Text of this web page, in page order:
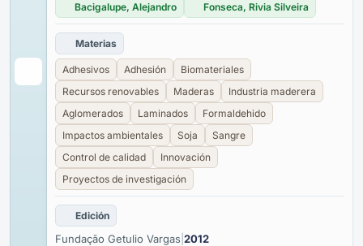
Bacigalupe, Alejandro Fonseca, Rivia Silveira
Materias
Adhesivos Adhesión
Biomateriales
Recursos renovables
Maderas
Industria maderera
Aglomerados
Laminados
Formaldehido
Impactos ambientales
Soja
Sangre
Control de calidad
Innovación
Proyectos de investigación
Edición
Fundação Getulio Vargas 2012